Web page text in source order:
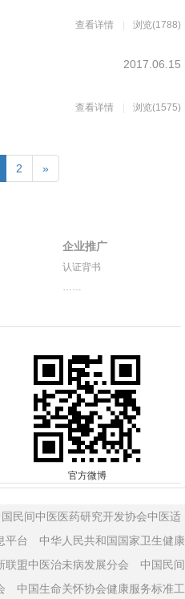
查看详情 浏览(1788)
2017.06.15
查看详情 浏览(1575)
2 »
企业推广
认证背书
……
官方微博
国民间中医医药研究开发协会中医适
平台
中华人民共和国国家卫生健康
联盟中医治未病发展分会
中国民间
中国生命关怀协会健康服务标准工